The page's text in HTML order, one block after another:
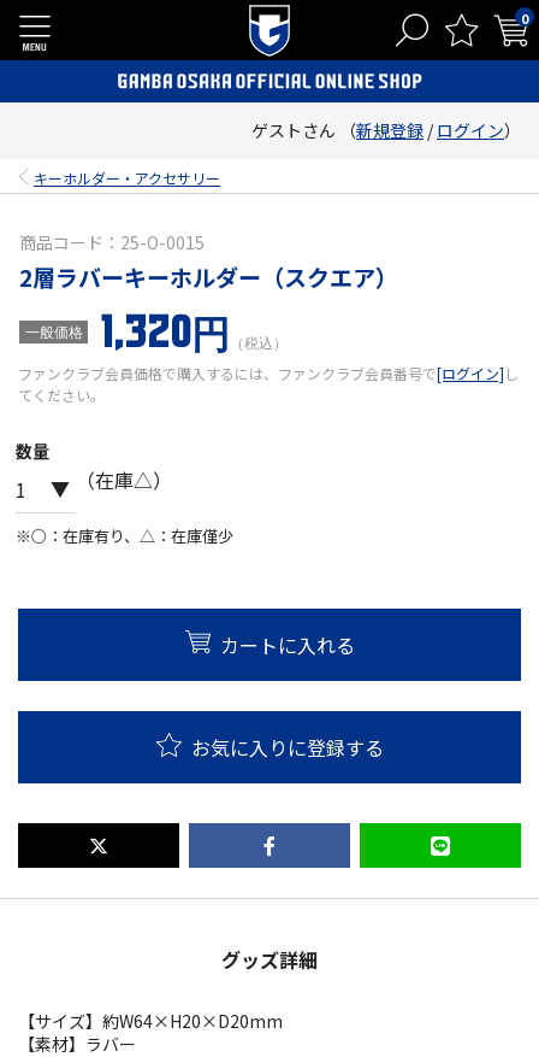
0
ゲストさん （新規登録 /ログイン）
キーホルダー・アクセサリー
商品コード：25-O-0015
2層ラバーキーホルダー（スクエア）
一般価格 1,320円 （税込）
ファンクラブ会員価格で購入するには、ファンクラブ会員番号で[ログイン] し
てください。
数量
（在庫△）
※○：在庫有り、△：在庫僅少
カートに入れる
お気に入りに登録する
グッズ詳細
【サイズ】約W64×H20×D20mm
【素材】ラバー